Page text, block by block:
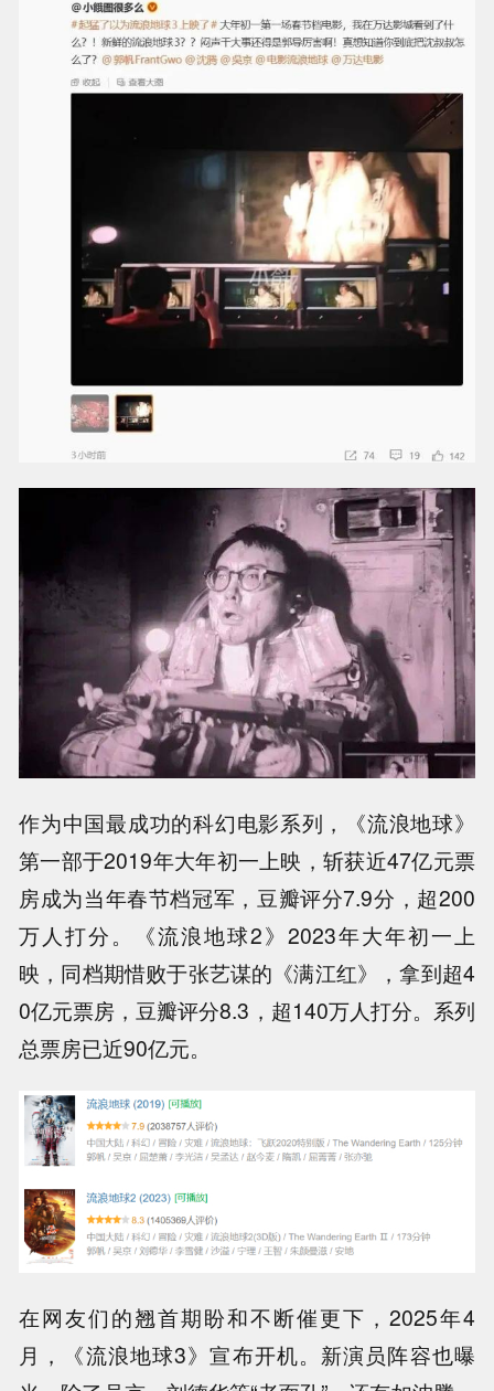
作为中国最成功的科幻电影系列，《流浪地球》
第一部于2019年大年初一上映，斩获近47亿元票
房成为当年春节档冠军，豆瓣评分7.9分，超200
万人打分。《流浪地球2》2023年大年初一上
映，同档期惜败于张艺谋的《满江红》，拿到超4
0亿元票房，豆瓣评分8.3，超140万人打分。系列
总票房已近90亿元。
在网友们的翘首期盼和不断催更下，2025年4
月，《流浪地球3》宣布开机。新演员阵容也曝